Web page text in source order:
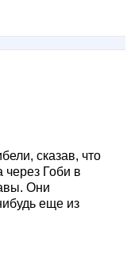
сказав, что
Гоби в
Они
еще из